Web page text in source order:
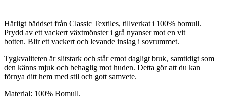
Härligt bäddset från Classic Textiles, tillverkat i 100% bomull.
Prydd av ett vackert växtmönster i grå nyanser mot en vit
botten. Blir ett vackert och levande inslag i sovrummet.
Tygkvaliteten är slitstark och står emot dagligt bruk, samtidigt som
den känns mjuk och behaglig mot huden. Detta gör att du kan
förnya ditt hem med stil och gott samvete.
Material: 100% Bomull.